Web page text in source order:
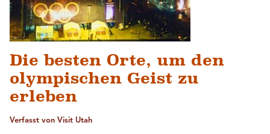
Die besten Orte, um den
olympischen Geist zu
erleben
Verfasst von Visit Utah